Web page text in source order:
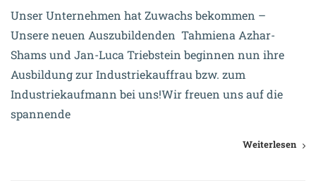
Unser Unternehmen hat Zuwachs bekommen –
Unsere neuen Auszubildenden Tahmiena Azhar-
Shams und Jan-Luca Triebstein beginnen nun ihre
Ausbildung zur Industriekauffrau bzw. zum
Industriekaufmann bei uns!Wir freuen uns auf die
spannende
Weiterlesen